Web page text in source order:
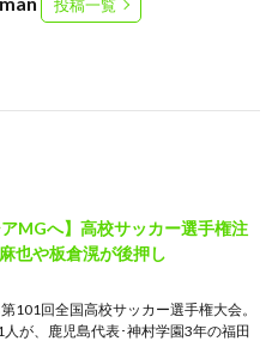
投稿一覧
アMGへ】高校サッカー選手権注
也や板倉滉が後押し
101回全国高校サッカー選手権大会。
が、鹿児島代表･神村学園3年の福田